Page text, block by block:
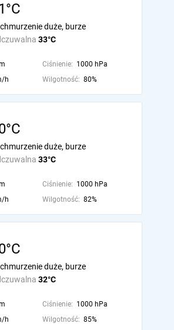
33°C
duże, burze
Ciśnienie: 1000 hPa
h Wilgotność: 80%
33°C
duże, burze
Ciśnienie: 1000 hPa
h Wilgotność: 82%
32°C
duże, burze
Ciśnienie: 1000 hPa
h Wilgotność: 85%